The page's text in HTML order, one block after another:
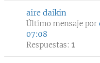
aire daikin
Último mensaje por
07:08
Respuestas: 1